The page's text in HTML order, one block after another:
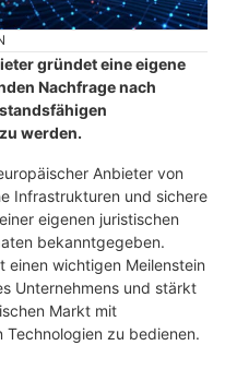
gründet eine eigene
Nachfrage nach
werden.
Anbieter von
Infrastrukturen und sichere
eigenen juristischen
bekanntgegeben.
einen wichtigen Meilenstein
Unternehmens und stärkt
Markt mit
zu bedienen.